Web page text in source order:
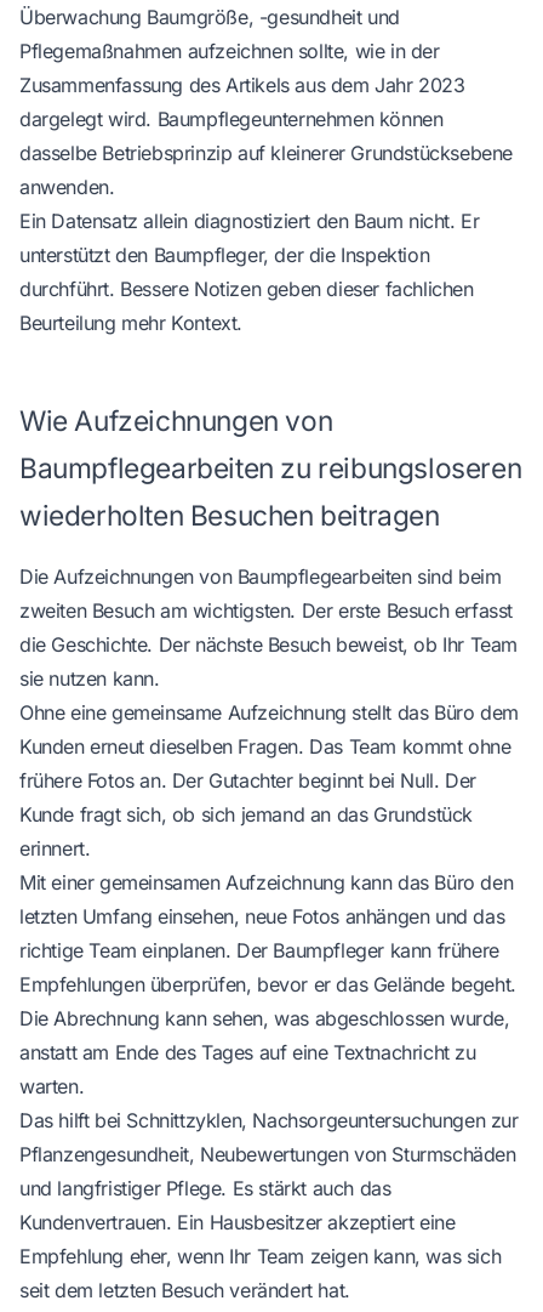
Überwachung Baumgröße, -gesundheit und
Pflegemaßnahmen aufzeichnen sollte, wie in der
Zusammenfassung des Artikels aus dem Jahr 2023
dargelegt wird. Baumpflegeunternehmen können
dasselbe Betriebsprinzip auf kleinerer Grundstücksebene
anwenden.
Ein Datensatz allein diagnostiziert den Baum nicht. Er
unterstützt den Baumpfleger, der die Inspektion
durchführt. Bessere Notizen geben dieser fachlichen
Beurteilung mehr Kontext.
Wie Aufzeichnungen von
Baumpflegearbeiten zu reibungsloseren
wiederholten Besuchen beitragen
Die Aufzeichnungen von Baumpflegearbeiten sind beim
zweiten Besuch am wichtigsten. Der erste Besuch erfasst
die Geschichte. Der nächste Besuch beweist, ob Ihr Team
sie nutzen kann.
Ohne eine gemeinsame Aufzeichnung stellt das Büro dem
Kunden erneut dieselben Fragen. Das Team kommt ohne
frühere Fotos an. Der Gutachter beginnt bei Null. Der
Kunde fragt sich, ob sich jemand an das Grundstück
erinnert.
Mit einer gemeinsamen Aufzeichnung kann das Büro den
letzten Umfang einsehen, neue Fotos anhängen und das
richtige Team einplanen. Der Baumpfleger kann frühere
Empfehlungen überprüfen, bevor er das Gelände begeht.
Die Abrechnung kann sehen, was abgeschlossen wurde,
anstatt am Ende des Tages auf eine Textnachricht zu
warten.
Das hilft bei Schnittzyklen, Nachsorgeuntersuchungen zur
Pflanzengesundheit, Neubewertungen von Sturmschäden
und langfristiger Pflege. Es stärkt auch das
Kundenvertrauen. Ein Hausbesitzer akzeptiert eine
Empfehlung eher, wenn Ihr Team zeigen kann, was sich
seit dem letzten Besuch verändert hat.